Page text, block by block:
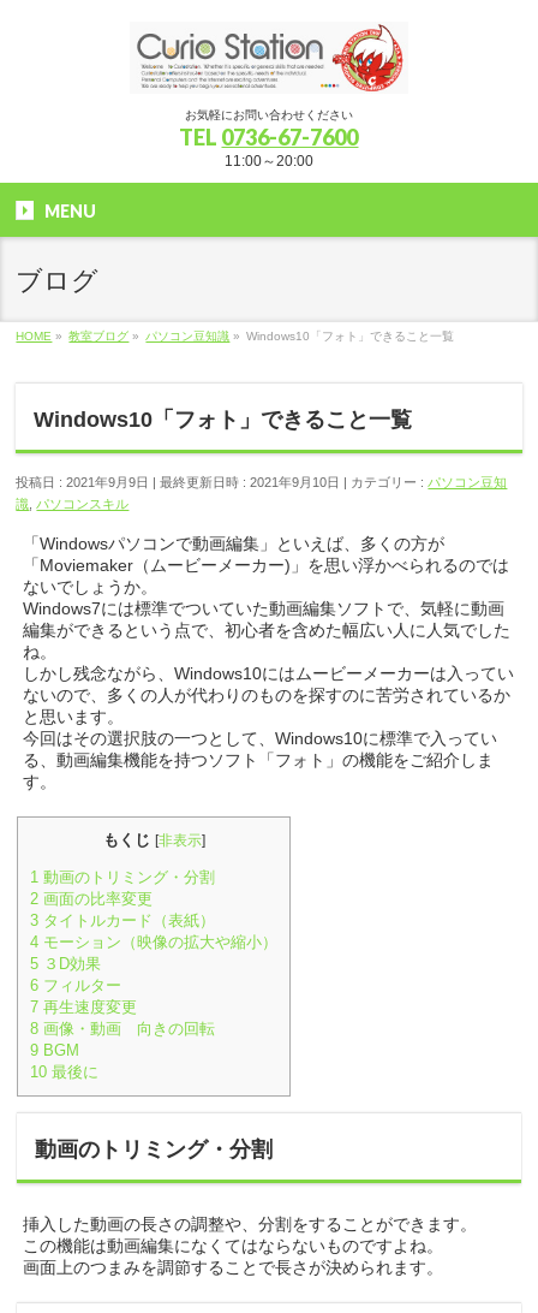
お気軽にお問い合わせください
TEL 0736-67-7600
11:00～20:00
MENU
ブログ
HOME » 教室ブログ » パソコン豆知識 » Windows10「フォト」できること一覧
Windows10「フォト」できること一覧
投稿日 : 2021年9月9日 最終更新日時 : 2021年9月10日 カテゴリー : パソコン豆知
識
パソコンスキル
「Windowsパソコンで動画編集」といえば、多くの方が
「Moviemaker（ムービーメーカー)」を思い浮かべられるのでは
ないでしょうか。
Windows7には標準でついていた動画編集ソフトで、気軽に動画
編集ができるという点で、初心者を含めた幅広い人に人気でした
ね。
しかし残念ながら、Windows10にはムービーメーカーは入ってい
ないので、多くの人が代わりのものを探すのに苦労されているか
と思います。
今回はその選択肢の一つとして、Windows10に標準で入ってい
る、動画編集機能を持つソフト「フォト」の機能をご紹介しま
す。
もくじ [非表示]
1 動画のトリミング・分割
2 画面の比率変更
3 タイトルカード（表紙）
4 モーション（映像の拡大や縮小）
5 ３D効果
6 フィルター
7 再生速度変更
8 画像・動画 向きの回転
9 BGM
10 最後に
動画のトリミング・分割
挿入した動画の長さの調整や、分割をすることができます。
この機能は動画編集になくてはならないものですよね。
画面上のつまみを調節することで長さが決められます。